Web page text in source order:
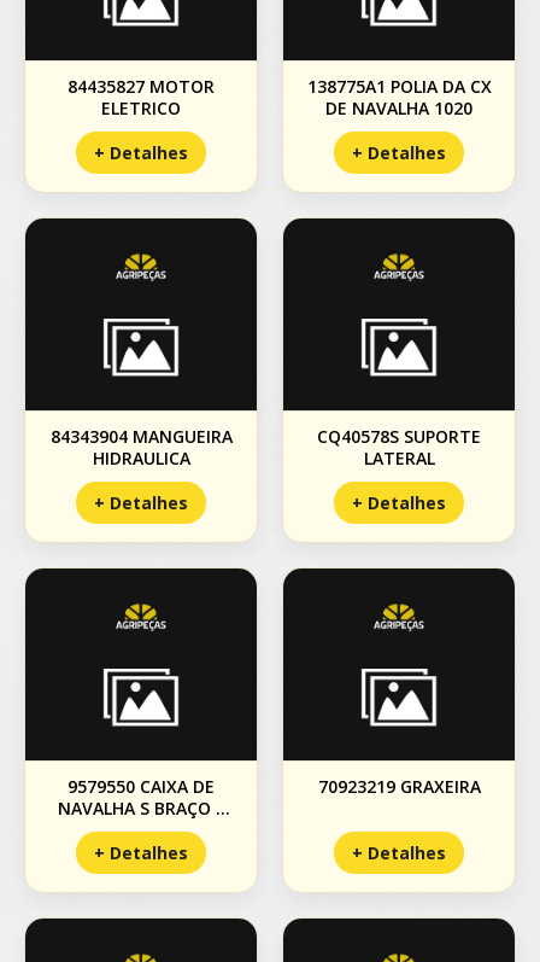
84435827 MOTOR
ELETRICO
+ Detalhes
138775A1 POLIA DA CX
DE NAVALHA 1020
+ Detalhes
84343904 MANGUEIRA
HIDRAULICA
+ Detalhes
CQ40578S SUPORTE
LATERAL
+ Detalhes
9579550 CAIXA DE
NAVALHA S BRAÇO E
POLIA
+ Detalhes
70923219 GRAXEIRA
+ Detalhes